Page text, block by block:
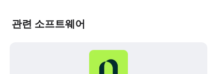
관련 소프트웨어